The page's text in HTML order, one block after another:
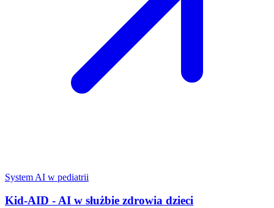
System AI w pediatrii
Kid-AID - AI w służbie zdrowia dzieci